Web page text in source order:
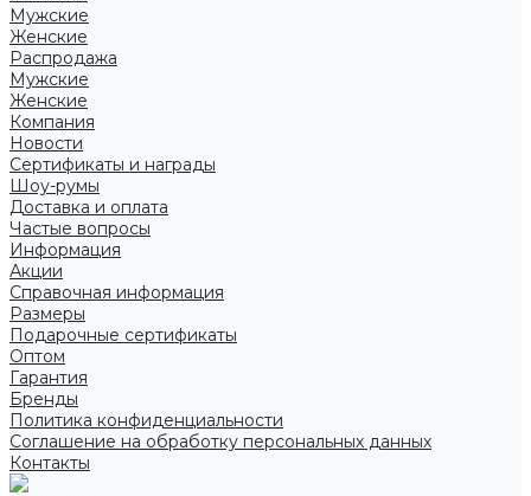
Мужские
Женские
Распродажа
Мужские
Женские
Компания
Новости
Сертификаты и награды
Шоу-румы
Доставка и оплата
Частые вопросы
Информация
Акции
Справочная информация
Размеры
Подарочные сертификаты
Оптом
Гарантия
Бренды
Политика конфиденциальности
Соглашение на обработку персональных данных
Контакты